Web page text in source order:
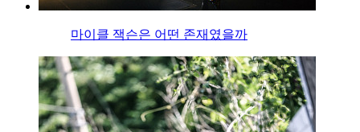
마이클 잭슨은 어떤 존재였을까